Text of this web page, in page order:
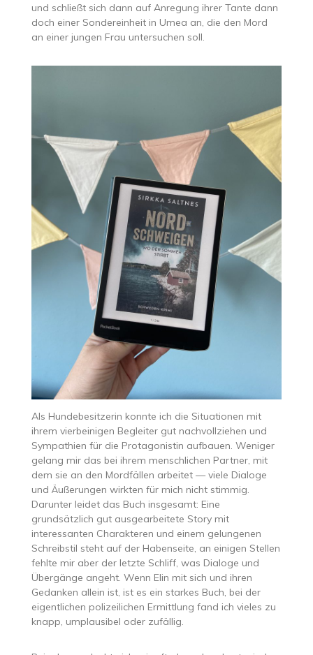
und schließt sich dann auf Anregung ihrer Tante dann
doch einer Sondereinheit in Umea an, die den Mord
an einer jungen Frau untersuchen soll.
Als Hundebesitzerin konnte ich die Situationen mit
ihrem vierbeinigen Begleiter gut nachvollziehen und
Sympathien für die Protagonistin aufbauen. Weniger
gelang mir das bei ihrem menschlichen Partner, mit
dem sie an den Mordfällen arbeitet — viele Dialoge
und Äußerungen wirkten für mich nicht stimmig.
Darunter leidet das Buch insgesamt: Eine
grundsätzlich gut ausgearbeitete Story mit
interessanten Charakteren und einem gelungenen
Schreibstil steht auf der Habenseite, an einigen Stellen
fehlte mir aber der letzte Schliff, was Dialoge und
Übergänge angeht. Wenn Elin mit sich und ihren
Gedanken allein ist, ist es ein starkes Buch, bei der
eigentlichen polizeilichen Ermittlung fand ich vieles zu
knapp, umplausibel oder zufällig.